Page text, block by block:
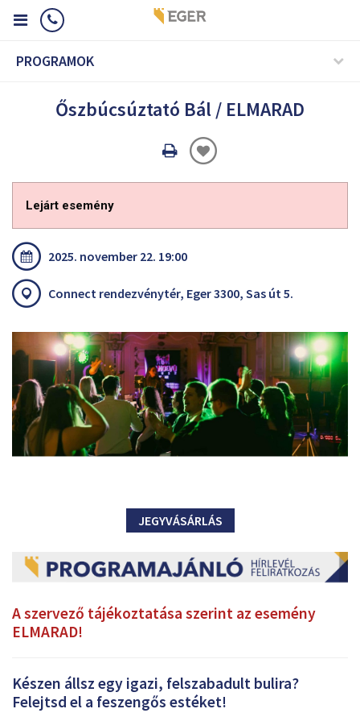
PROGRAMOK
Őszbúcsúztató Bál / ELMARAD
Oldal
Lejárt esemény
2025. november 22. 19:00
Connect rendezvénytér, Eger 3300, Sas út 5.
JEGYVÁSÁRLÁS
A szervező tájékoztatása szerint az esemény
ELMARAD!
Készen állsz egy igazi, felszabadult bulira?
Felejtsd el a feszengős estéket!